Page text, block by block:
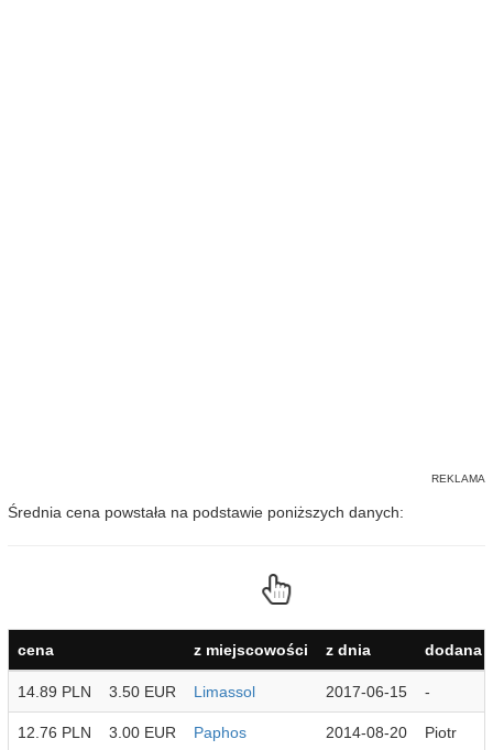
Średnia cena powstała na podstawie poniższych danych:
cena z miejscowości z dnia dodana
14.89 PLN 3.50 EUR Limassol 2017-06-15 -
12.76 PLN 3.00 EUR Paphos 2014-08-20 Piotr